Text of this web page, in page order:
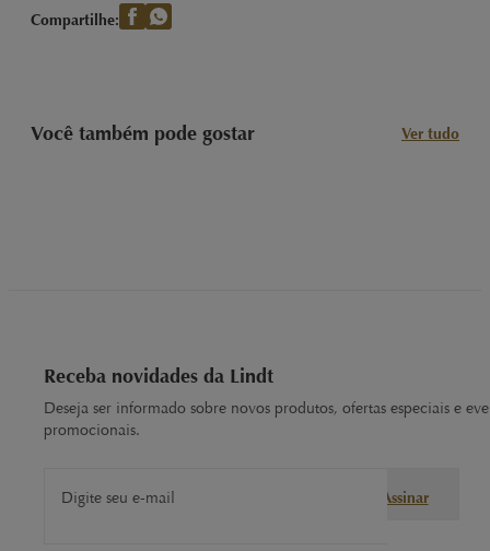
cremoso. Imagem meramente ilustrativa.
Compartilhe:
Você também pode gostar Ver tudo
Receba novidades da Lindt
Deseja ser informado sobre novos produtos, ofertas especiais e
promocionais.
Digite seu e-mail Assinar